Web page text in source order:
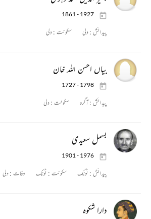
1861 - 1927
پیدائش :دلی سکونت :دلی
بیاں احسن اللہ خان
1727 - 1798
پیدائش :آگرہ سکونت :دلی
بسمل سعیدی
1901 - 1976
پیدائش : ٹونک سکونت : ٹونک وفات :دلی
دارا شکوہ